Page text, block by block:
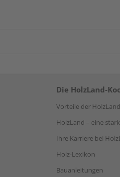
Die HolzLand-
Vorteile der
HolzLand – eine
Ihre Karriere bei
Holz-Lexikon
Bauanleitungen